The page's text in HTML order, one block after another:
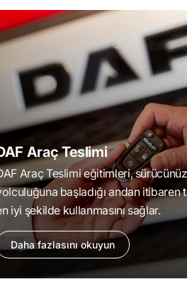
Araç Teslimi
Araç Teslimi eğitimleri,
başladığı andan itibaren
iyi şekilde kullanmasını sağlar.
Daha fazlasını okuyun